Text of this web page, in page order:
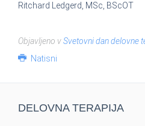
Ritchard Ledgerd, MSc, BScOT
Objavljeno vSvetovni dan delovne
Natisni
DELOVNA TERAPIJA